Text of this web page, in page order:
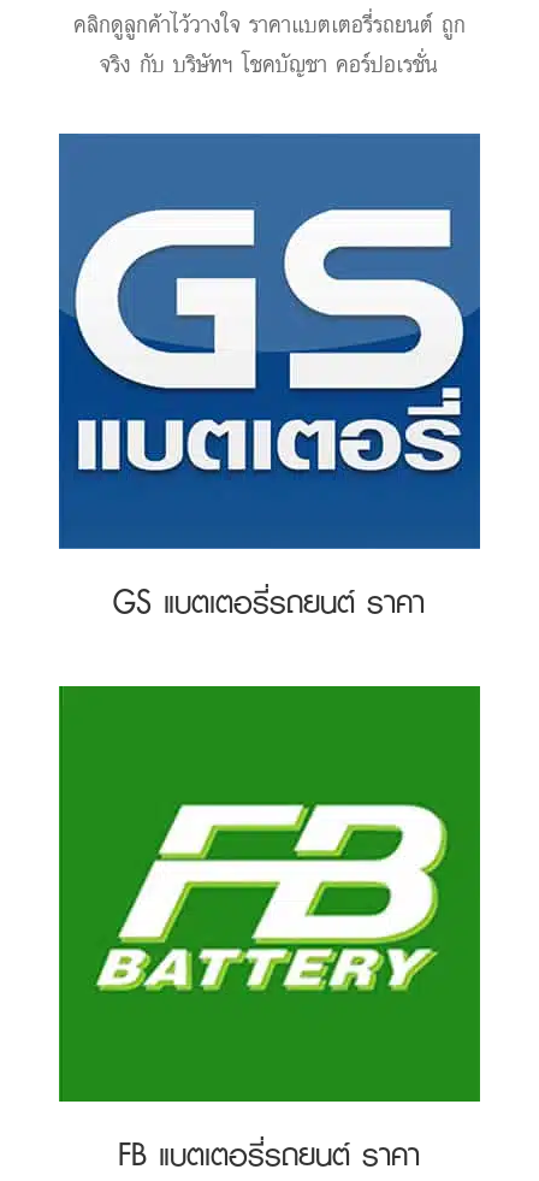
คลิกดูลูกค้าไว้วางใจ ราคาแบตเตอรี่รถยนต์ถูก
จริง กับ บริษัทฯ โชคบัญชา คอร์ปอเรชั่น
GS แบตเตอรี่รถยนต์ ราคา
FB แบตเตอรี่รถยนต์ ราคา